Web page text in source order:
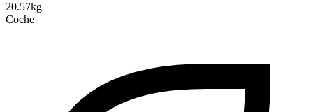
20.57kg
Coche